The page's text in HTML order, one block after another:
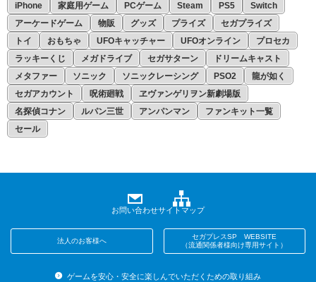
iPhone
家庭用ゲーム PCゲーム Steam PS5
Switch
アーケードゲーム
物販 グッズ プライズ
セガプライズ
トイ
おもちゃ UFOキャッチャー UFOオンライン
プロセカ
ラッキーくじ
メガドライブ セガサターン
ドリームキャスト
メタファー
ソニック ソニックレーシング PSO2
龍が如く
セガアカウント
呪術廻戦
ヱヴァンゲリヲン新劇場版
名探偵コナン
ルパン三世 アンパンマン
ファンキット一覧
セール
お問い合わせサイトマップ
法人のお客様へ
セガプレスSP WEBSITE
（流通関係者様向け専用サイト）
ゲームを安心・安全に楽しんでいただくための取り組み